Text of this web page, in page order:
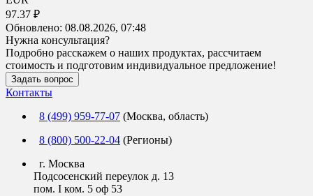
97.37 ₽
Обновлено: 08.08.2026, 07:48
Нужна консультация?
Подробно расскажем о наших продуктах, рассчитаем
стоимость и подготовим индивидуальное предложение!
Задать вопрос
Контакты
8 (499) 959-77-07 (Москва, область)
8 (800) 500-22-04 (Регионы)
г. Москва
Подсосенский переулок д. 13
пом. I ком. 5 оф 53